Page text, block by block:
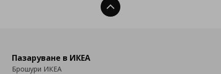
Нагоре
Пазаруване в ИКЕА
Брошури ИКЕА